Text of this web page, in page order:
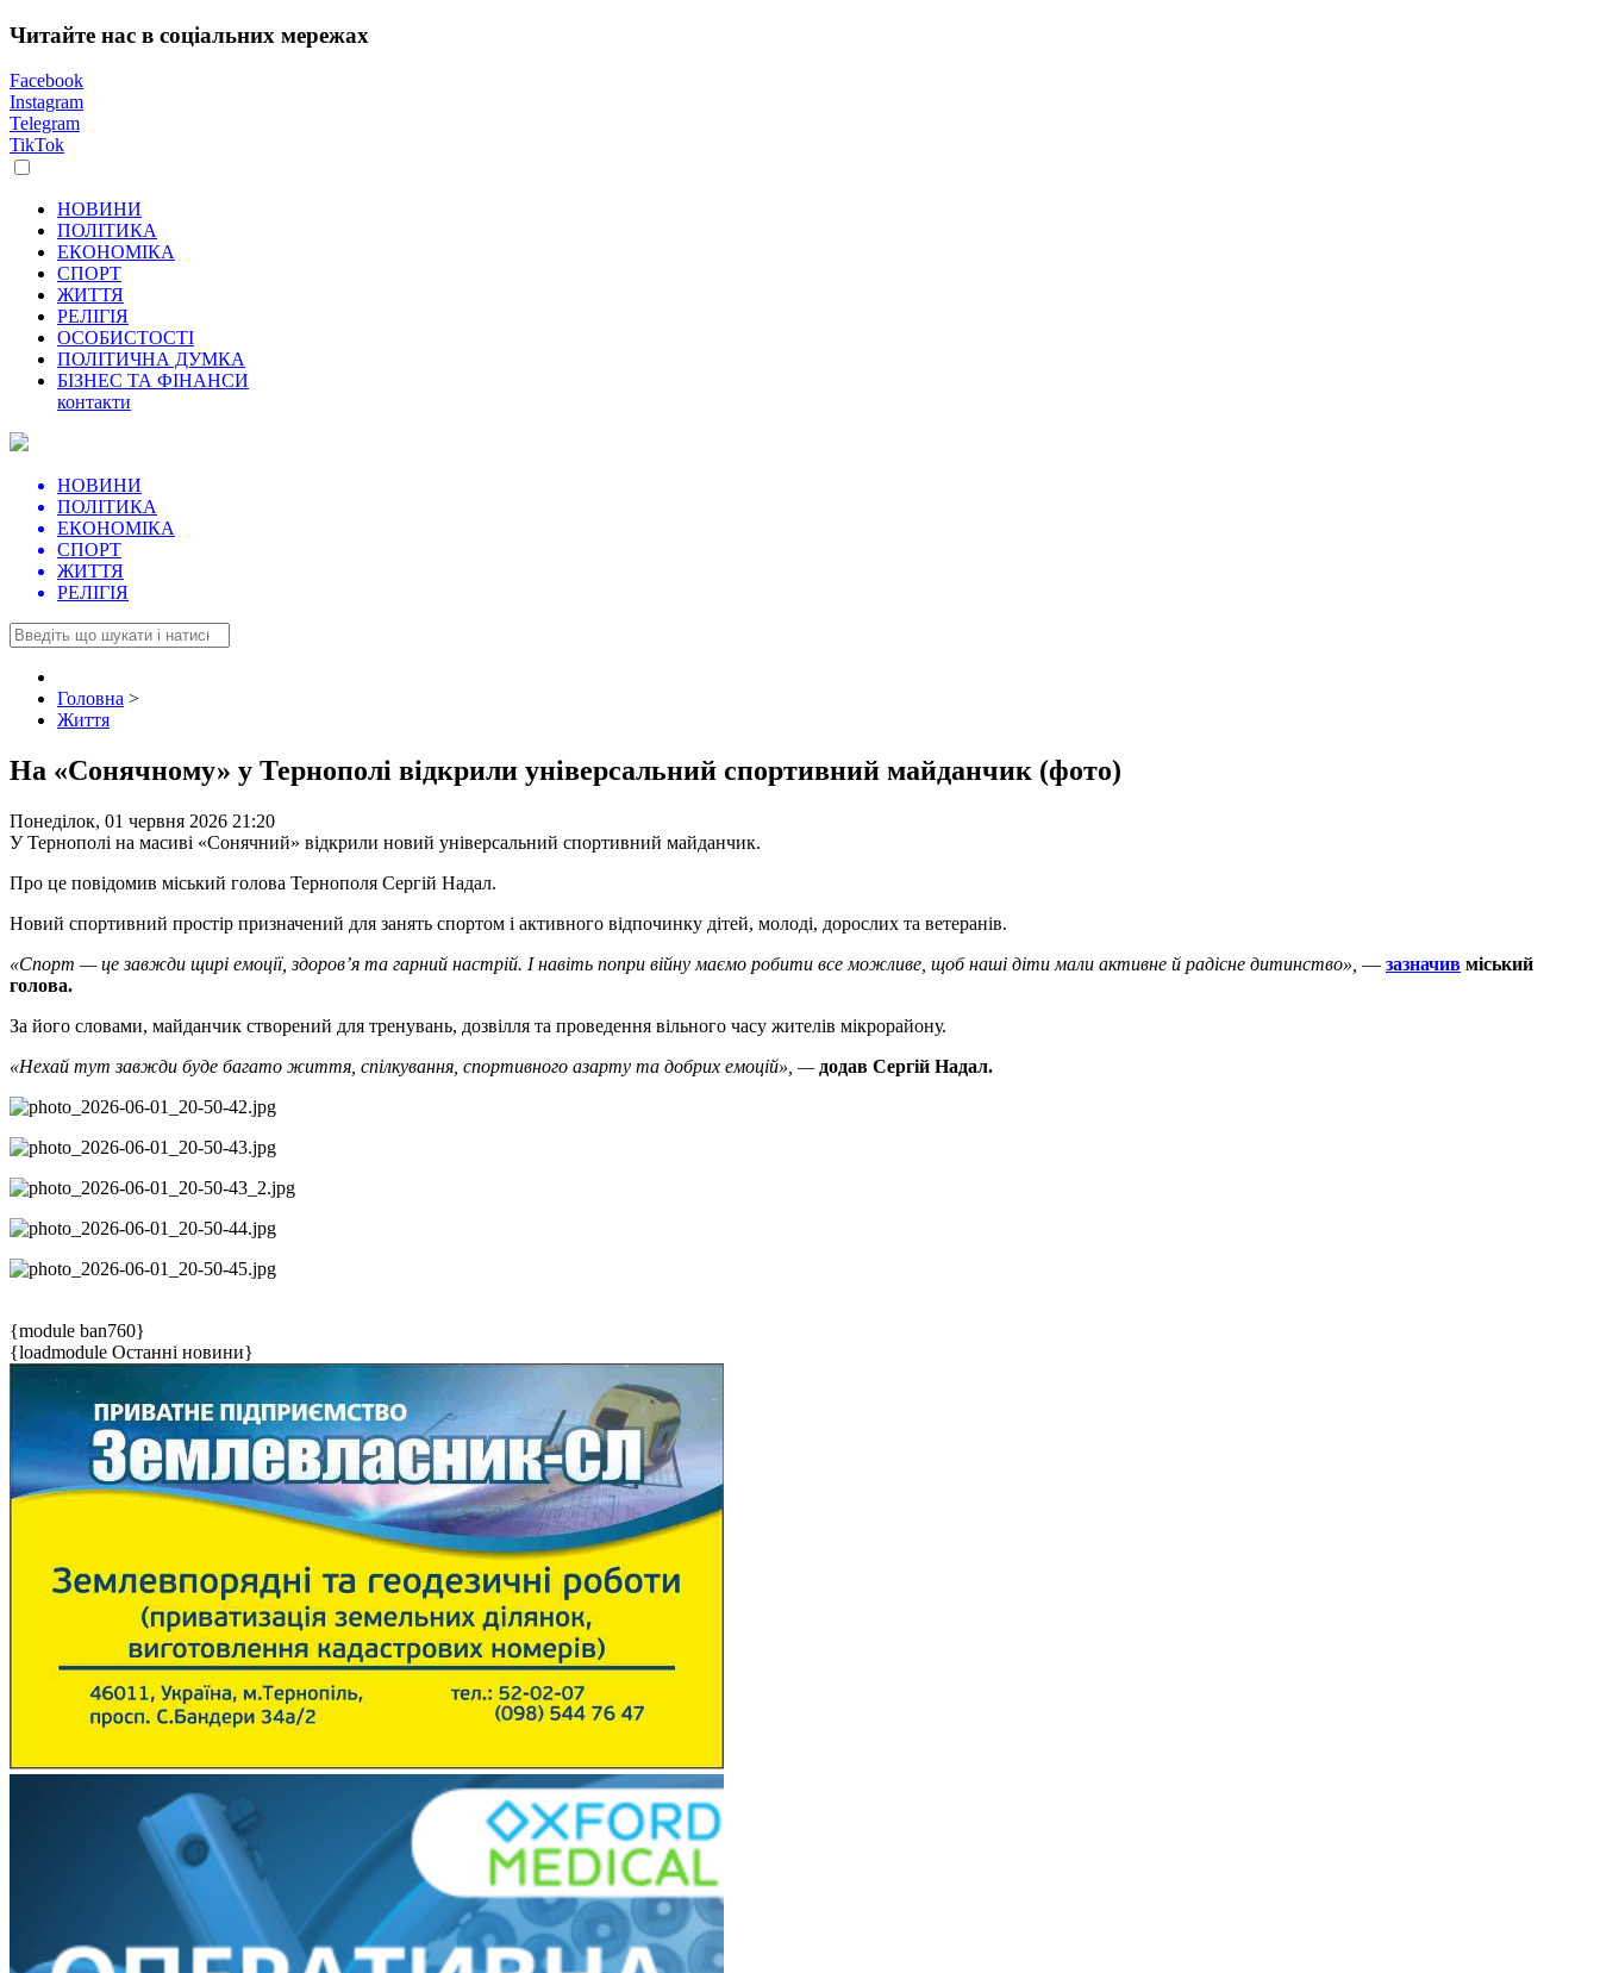
Читайте нас в соціальних мережах
Facebook
Instagram
Telegram
TikTok
НОВИНИ
ПОЛІТИКА
ЕКОНОМІКА
СПОРТ
ЖИТТЯ
РЕЛІГІЯ
ОСОБИСТОСТІ
ПОЛІТИЧНА ДУМКА
БІЗНЕС ТА ФІНАНСИ
контакти
НОВИНИ
ПОЛІТИКА
ЕКОНОМІКА
СПОРТ
ЖИТТЯ
РЕЛІГІЯ
Головна >
Життя
На «Сонячному» у Тернополі відкрили універсальний спортивний майданчик (фото)
Понеділок, 01 червня 2026 21:20
У Тернополі на масиві «Сонячний» відкрили новий універсальний спортивний майданчик.
Про це повідомив міський голова Тернополя Сергій Надал.
Новий спортивний простір призначений для занять спортом і активного відпочинку дітей, молоді, дорослих та ветеранів.
«Спорт — це завжди щирі емоції, здоров’я та гарний настрій. І навіть попри війну маємо робити все можливе, щоб наші діти мали активне й радісне дитинство», — зазначив міський
голова.
За його словами, майданчик створений для тренувань, дозвілля та проведення вільного часу жителів мікрорайону.
«Нехай тут завжди буде багато життя, спілкування, спортивного азарту та добрих емоцій», —додав Сергій Надал.
{module ban760}
{loadmodule Останні новини}